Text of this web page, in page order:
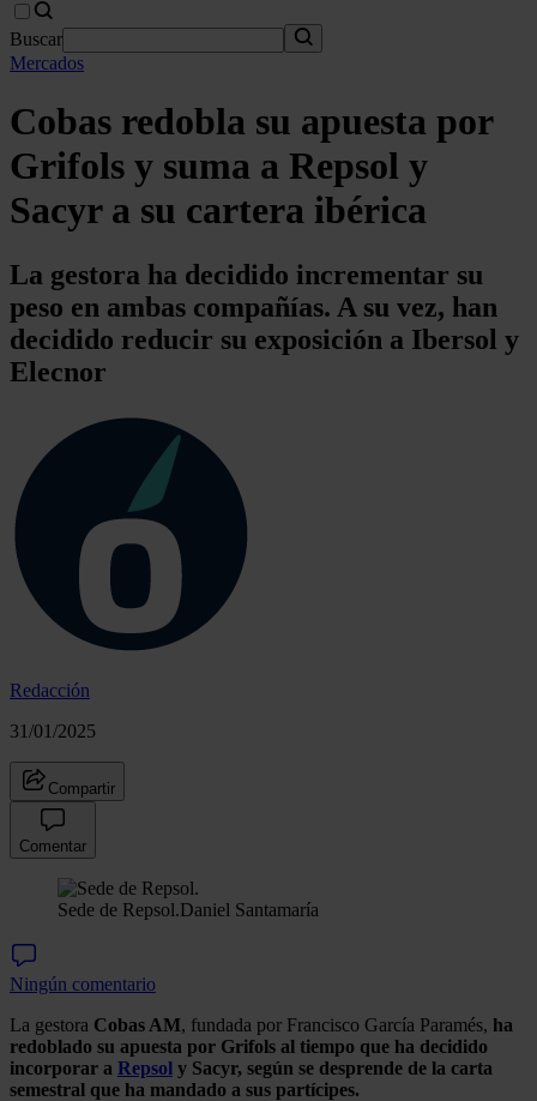
Buscar
Mercados
Cobas redobla su apuesta por
Grifols y suma a Repsol y
Sacyr a su cartera ibérica
La gestora ha decidido incrementar su
peso en ambas compañías. A su vez, han
decidido reducir su exposición a Ibersol y
Elecnor
Redacción
31/01/2025
Compartir
Comentar
Sede de Repsol.Daniel Santamaría
Ningún comentario
La gestora Cobas AM, fundada por Francisco García Paramés, ha
redoblado su apuesta por Grifols al tiempo que ha decidido
incorporar a Repsol y Sacyr, según se desprende de la carta
semestral que ha mandado a sus partícipes.